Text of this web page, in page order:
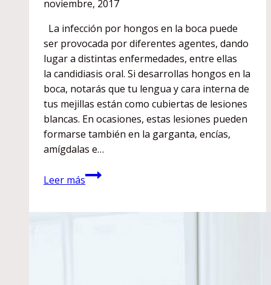
noviembre, 2017
La infección por hongos en la boca puede
ser provocada por diferentes agentes, dando
lugar a distintas enfermedades, entre ellas
la candidiasis oral. Si desarrollas hongos en la
boca, notarás que tu lengua y cara interna de
tus mejillas están como cubiertas de lesiones
blancas. En ocasiones, estas lesiones pueden
formarse también en la garganta, encías,
amígdalas e…
Leer másDoctora,
¿puedo